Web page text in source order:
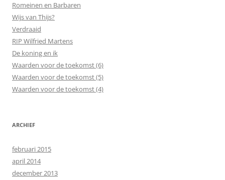
Romeinen en Barbaren
Wijs van Thijs?
Verdraaid
RIP Wilfried Martens
De koning en ik
Waarden voor de toekomst (6)
Waarden voor de toekomst (5)
Waarden voor de toekomst (4)
ARCHIEF
februari 2015
april 2014
december 2013